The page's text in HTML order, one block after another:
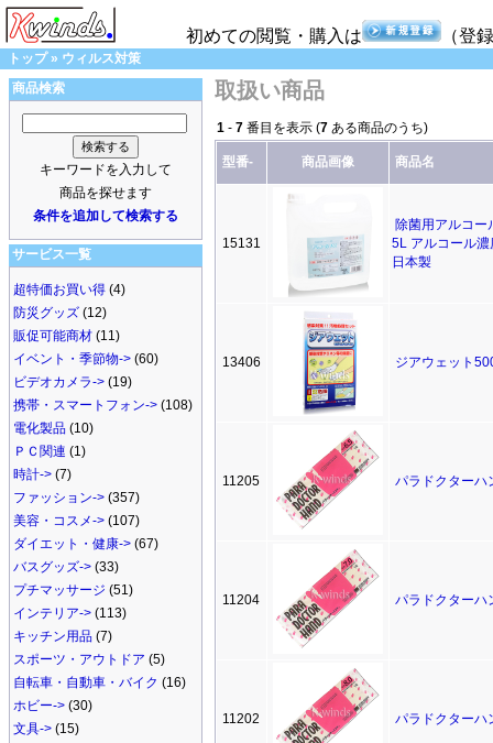
初めての閲覧・購入は （登
トップ» ウィルス対策
商品検索
キーワードを入力して
商品を探せます
条件を追加して検索する
サービス一覧
超特価お買い得 (4)
防災グッズ (12)
販促可能商材 (11)
イベント・季節物-> (60)
ビデオカメラ-> (19)
携帯・スマートフォン-> (108)
電化製品 (10)
ＰＣ関連 (1)
時計-> (7)
ファッション-> (357)
美容・コスメ-> (107)
ダイエット・健康-> (67)
バスグッズ-> (33)
プチマッサージ (51)
インテリア-> (113)
キッチン用品 (7)
スポーツ・アウトドア (5)
自転車・自動車・バイク (16)
ホビー-> (30)
文具-> (15)
取扱い商品
1 - 7 番目を表示 (7 ある商品のうち)
型番- 商品画像 商品名
15131
除菌用アルコー
5L アルコール
日本製
13406 ジアウェット
11205 パラドクターハ
11204 パラドクターハ
11202 パラドクターハ